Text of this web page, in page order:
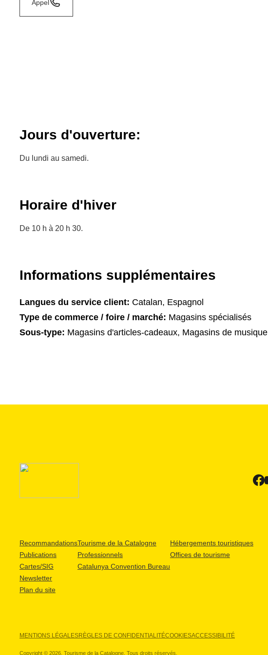
Appel
Jours d'ouverture:
Du lundi au samedi.
Horaire d'hiver
De 10 h à 20 h 30.
Informations supplémentaires
Langues du service client: Catalan, Espagnol
Type de commerce / foire / marché: Magasins spécialisés
Sous-type: Magasins d'articles-cadeaux, Magasins de musique
Recommandations
Publications
Cartes/SIG
Newsletter
Plan du site
Tourisme de la Catalogne
Professionnels
Catalunya Convention Bureau
Hébergements touristiques
Offices de tourisme
MENTIONS LÉGALESRÈGLES DE CONFIDENTIALITÉCOOKIESACCESSIBILITÉ
Copyright © 2026. Tourisme de la Catalogne. Tous droits réservés.